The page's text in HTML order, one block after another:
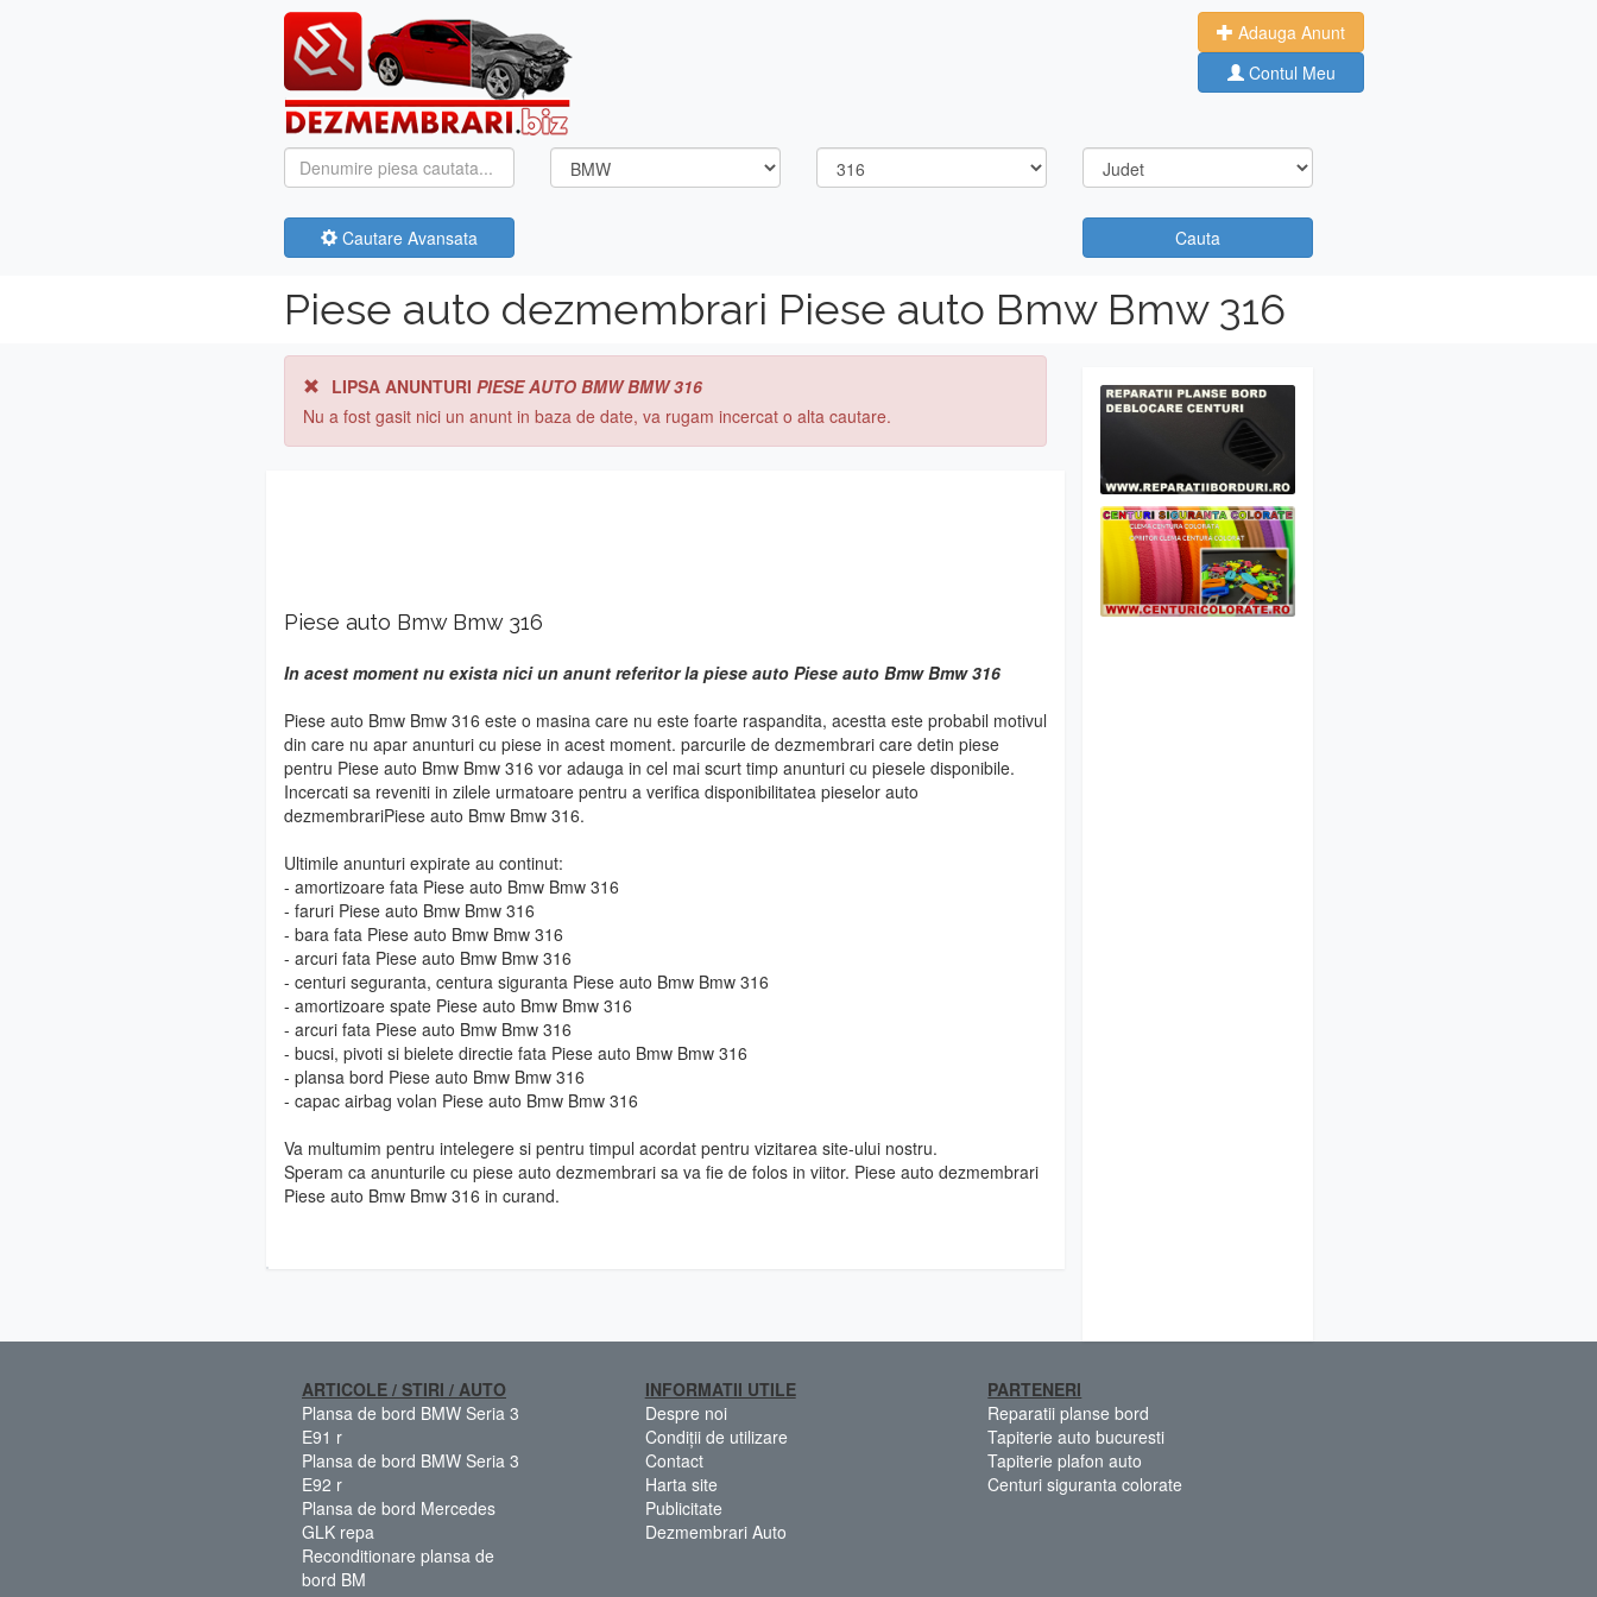
Adauga Anunt
Contul Meu
Cautare Avansata Cauta
Piese auto dezmembrari Piese auto Bmw Bmw 316
LIPSA ANUNTURI PIESE AUTO BMW BMW 316
Nu a fost gasit nici un anunt in baza de date, va rugam incercat o alta cautare.
Piese auto Bmw Bmw 316
In acest moment nu exista nici un anunt referitor la piese auto Piese auto Bmw Bmw 316
Piese auto Bmw Bmw 316 este o masina care nu este foarte raspandita, acestta este probabil motivul
din care nu apar anunturi cu piese in acest moment. parcurile de dezmembrari care detin piese
pentru Piese auto Bmw Bmw 316 vor adauga in cel mai scurt timp anunturi cu piesele disponibile.
Incercati sa reveniti in zilele urmatoare pentru a verifica disponibilitatea pieselor auto
dezmembrariPiese auto Bmw Bmw 316.
Ultimile anunturi expirate au continut:
- amortizoare fata Piese auto Bmw Bmw 316
- faruri Piese auto Bmw Bmw 316
- bara fata Piese auto Bmw Bmw 316
- arcuri fata Piese auto Bmw Bmw 316
- centuri seguranta, centura siguranta Piese auto Bmw Bmw 316
- amortizoare spate Piese auto Bmw Bmw 316
- arcuri fata Piese auto Bmw Bmw 316
- bucsi, pivoti si bielete directie fata Piese auto Bmw Bmw 316
- plansa bord Piese auto Bmw Bmw 316
- capac airbag volan Piese auto Bmw Bmw 316
Va multumim pentru intelegere si pentru timpul acordat pentru vizitarea site-ului nostru.
Speram ca anunturile cu piese auto dezmembrari sa va fie de folos in viitor. Piese auto dezmembrari
Piese auto Bmw Bmw 316 in curand.
ARTICOLE / STIRI / AUTO
Plansa de bord BMW Seria 3
E91 r
Plansa de bord BMW Seria 3
E92 r
Plansa de bord Mercedes
GLK repa
Reconditionare plansa de
bord BM
INFORMATII UTILE
Despre noi
Condiții de utilizare
Contact
Harta site
Publicitate
Dezmembrari Auto
PARTENERI
Reparatii planse bord
Tapiterie auto bucuresti
Tapiterie plafon auto
Centuri siguranta colorate